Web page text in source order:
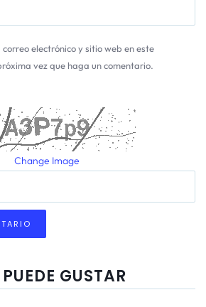
electrónico y sitio web en este
vez que haga un comentario.
Change Image
GUSTAR